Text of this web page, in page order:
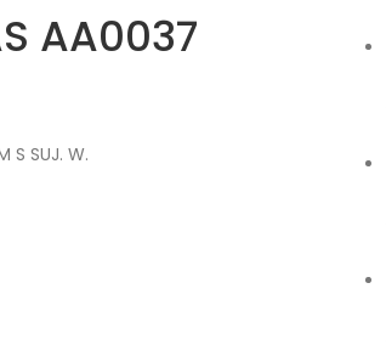
AA0037
S SUJ. W.